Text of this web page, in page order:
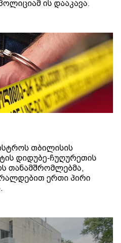
ის დააკავა.
თბილისის
დიდუბე-ჩუღურეთის
თანამშრომლებმა,
ერთი პირი